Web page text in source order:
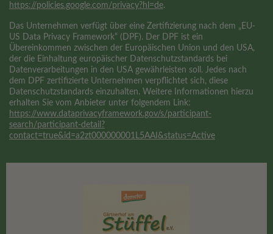
https://policies.google.com/privacy?hl=de.
Das Unternehmen verfügt über eine Zertifizierung nach dem „EU-
US Data Privacy Framework“ (DPF). Der DPF ist ein
Übereinkommen zwischen der Europäischen Union und den USA,
der die Einhaltung europäischer Datenschutzstandards bei
Datenverarbeitungen in den USA gewährleisten soll. Jedes nach
dem DPF zertifizierte Unternehmen verpflichtet sich, diese
Datenschutzstandards einzuhalten. Weitere Informationen hierzu
erhalten Sie vom Anbieter unter folgendem Link:
https://www.dataprivacyframework.gov/s/participant-
search/participant-detail?
contact=true&id=a2zt000000001L5AAI&status=Active